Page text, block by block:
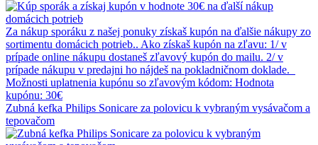
Za nákup sporáku z našej ponuky získaš kupón na ďalšie nákupy zo
sortimentu domácich potrieb.. Ako získaš kupón na zľavu: 1/ v
prípade online nákupu dostaneš zľavový kupón do mailu. 2/ v
prípade nákupu v predajni ho nájdeš na pokladničnom doklade.
Možnosti uplatnenia kupónu so zľavovým kódom: Hodnota
kupónu: 30€
Zubná kefka Philips Sonicare za polovicu k vybraným vysávačom a
tepovačom